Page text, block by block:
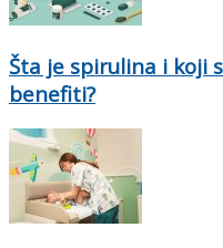
Šta je spirulina i koji
benefiti?